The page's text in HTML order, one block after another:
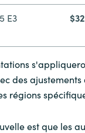
Singapore
Spain
E3
des ajustements
régions
est que les